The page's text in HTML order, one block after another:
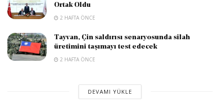
Ortak Oldu
2 HAFTA ÖNCE
Tayvan, Çin saldırısı senaryosunda silah
üretimini taşımayı test edecek
2 HAFTA ÖNCE
DEVAMI YÜKLE